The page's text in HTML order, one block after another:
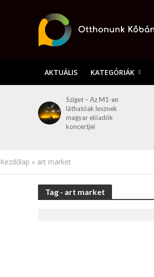
AKTUÁLIS KATEGÓRIÁK
Sziget – Az M1-en
láthatóak lesznek
magyar előadók
koncertjei
Kezdőlap » art market
Tag - art market